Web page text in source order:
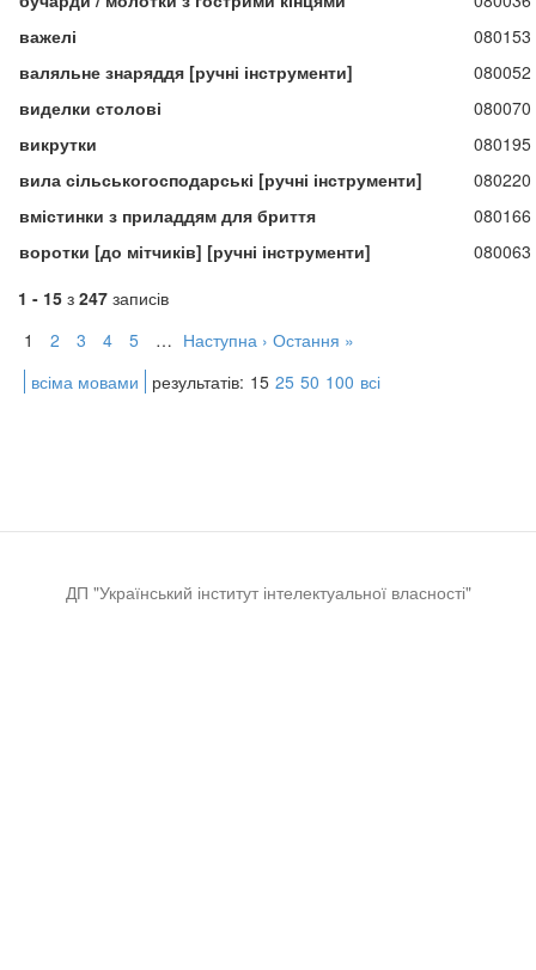
важелі
080153
валяльне знаряддя [ручні інструменти]
080052
виделки столові
080070
викрутки
080195
вила сільськогосподарські [ручні інструменти]
080220
вмістинки з приладдям для бриття
080166
воротки [до мітчиків] [ручні інструменти]
080063
1 - 15 з 247 записів
1
2 3 4 5 … Наступна › Остання »
всіма мовами
результатів: 15 25 50 100 всі
ДП "Український інститут інтелектуальної власності"